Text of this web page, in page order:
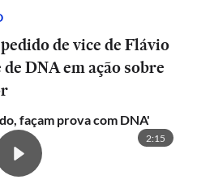
de vice de Flávio
DNA em ação sobre
façam prova com DNA'
2:15